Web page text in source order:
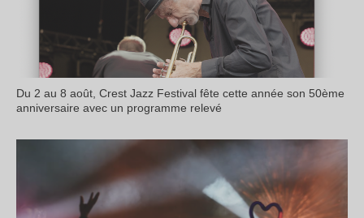
Du 2 au 8 août, Crest Jazz Festival fête cette année son 50ème
anniversaire avec un programme relevé